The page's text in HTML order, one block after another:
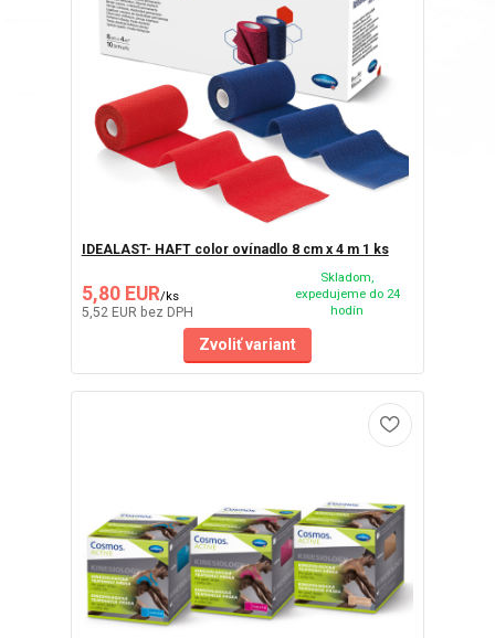
IDEALAST- HAFT color ovínadlo 8 cm x 4 m 1 ks
5,80 EUR/ks
5,52 EUR bez DPH
Skladom,
expedujeme do 24
hodín
Zvoliť variant